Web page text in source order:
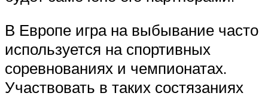
В Европе игра на выбывание часто
используется на спортивных
соревнованиях и чемпионатах.
Участвовать в таких состязаниях